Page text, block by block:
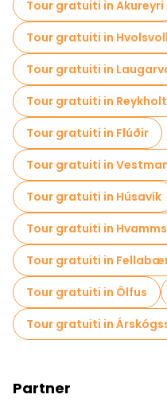
Tour gratuiti in Akureyri
Tour gratuiti in
Tour gratuiti in
Tour gratuiti in Reykholt
Tour gratuiti in Flúðir
Tour gratuiti in
Tour gratuiti in Húsavík
Tour gratuiti in
Tour gratuiti in
Tour gratuiti in Ölfus
Tour gratuiti in
Partner